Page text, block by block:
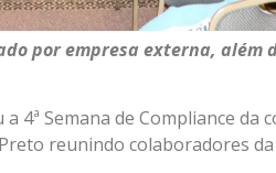
por empresa externa, além
4ª Semana de Compliance da
reunindo colaboradores